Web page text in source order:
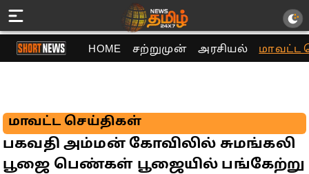
HOME சற்றுமுன் அரசியல் மாவட்ட
மாவட்ட செய்திகள்
பகவதி அம்மன் கோவிலில் சுமங்கலி
பூஜை பெண்கள் பூஜையில் பங்கேற்று